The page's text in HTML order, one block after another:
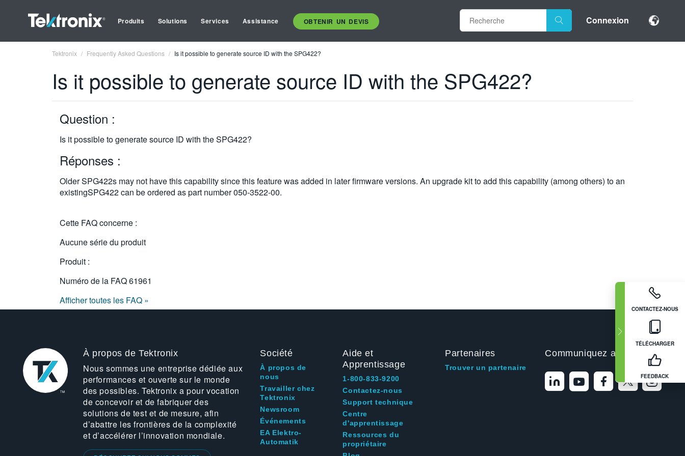
Produits Solutions Services Assistance OBTENIR UN DEVIS Connexion
CONTACTEZ-NOUS
TÉLÉCHARGER
FEEDBACK
Tektronix Frequently Asked Questions Is it possible to generate source ID with the SPG422?
Is it possible to generate source ID with the SPG422?
Question :
Is it possible to generate source ID with the SPG422?
Réponses :
Older SPG422s may not have this capability since this feature was added in later firmware versions. An upgrade kit to add this capability (among others) to an
existingSPG422 can be ordered as part number 050-3522-00.
Cette FAQ concerne :
Aucune série du produit
Produit :
Numéro de la FAQ61961
Afficher toutes les FAQ »
À propos de Tektronix
Nous sommes une entreprise dédiée aux
performances et ouverte sur le monde
des possibles. Tektronix a pour vocation
de concevoir et de fabriquer des
solutions de test et de mesure, afin
d’abattre les frontières de la complexité
et d’accélérer l’innovation mondiale.
Société
À propos de
nous
Travailler chez
Tektronix
Newsroom
Événements
EA Elektro-
Automatik
Aide et
Apprentissage
1-800-833-9200
Contactez-nous
Support technique
Centre
d'apprentissage
Ressources du
propriétaire
Partenaires
Trouver un partenaire
Communiquez avec nous